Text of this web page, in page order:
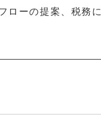
ーの提案、税務